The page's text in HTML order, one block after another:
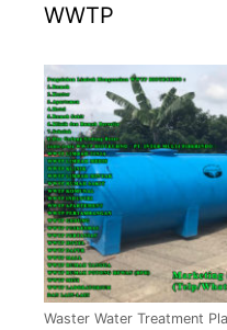
WWTP
Waster Water Treatment